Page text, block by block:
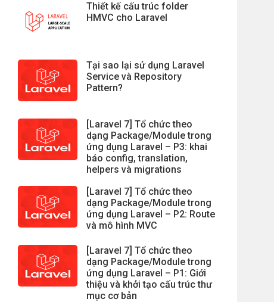
Thiết kế cấu trúc folder
HMVC cho Laravel
Tại sao lại sử dụng Laravel
Service và Repository
Pattern?
[Laravel 7] Tổ chức theo
dạng Package/Module trong
ứng dụng Laravel – P3: khai
báo config, translation,
helpers và migrations
[Laravel 7] Tổ chức theo
dạng Package/Module trong
ứng dụng Laravel – P2: Route
và mô hình MVC
[Laravel 7] Tổ chức theo
dạng Package/Module trong
ứng dụng Laravel – P1: Giới
thiệu và khởi tạo cấu trúc thư
mục cơ bản